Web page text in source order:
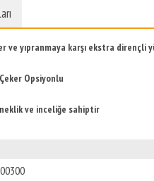
ve yıpranmaya karşı ekstra dirençli
Opsiyonlu
ve inceliğe sahiptir